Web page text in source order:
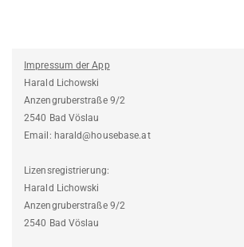
Impressum der App
Harald Lichowski
Anzengruberstraße 9/2
2540 Bad Vöslau
Email: harald@housebase.at
Lizensregistrierung:
Harald Lichowski
Anzengruberstraße 9/2
2540 Bad Vöslau